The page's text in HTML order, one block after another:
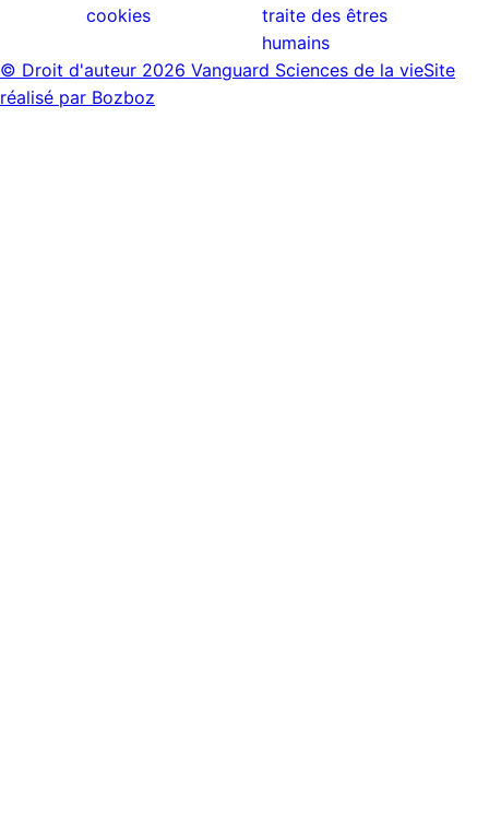
cookies
traite des êtres
humains
© Droit d'auteur 2026 Vanguard Sciences de la vieSite
réalisé par Bozboz